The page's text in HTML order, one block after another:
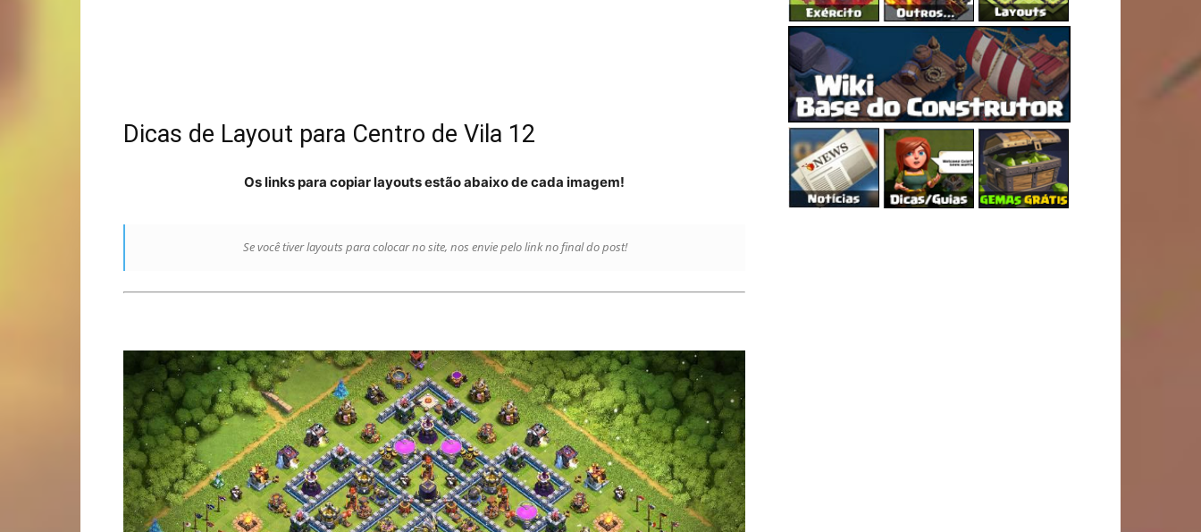
Dicas de Layout para Centro de Vila 12
Os links para copiar layouts estão abaixo de cada imagem!
Se você tiver layouts para colocar no site, nos envie pelo link no final do post!